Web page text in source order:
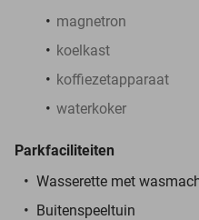
magnetron
koelkast
koffiezetapparaat
waterkoker
Parkfaciliteiten
Wasserette met
Buitenspeeltuin